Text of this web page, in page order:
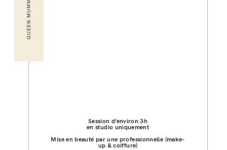
QUEEN MUMMY
Session d’environ 3h
en studio uniquement
Mise en beauté par une professionnelle (make-
up & coiffure)